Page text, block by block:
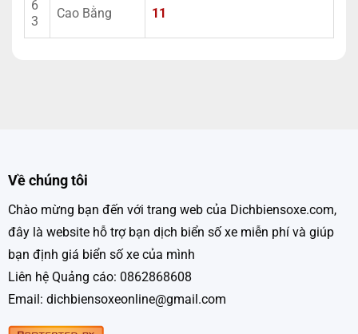
6
3
Cao Bằng 11
Về chúng tôi
Chào mừng bạn đến với trang web của Dichbiensoxe.com,
đây là website hỗ trợ bạn dịch biển số xe miễn phí và giúp
bạn định giá biển số xe của mình
Liên hệ Quảng cáo: 0862868608
Email: dichbiensoxeonline@gmail.com